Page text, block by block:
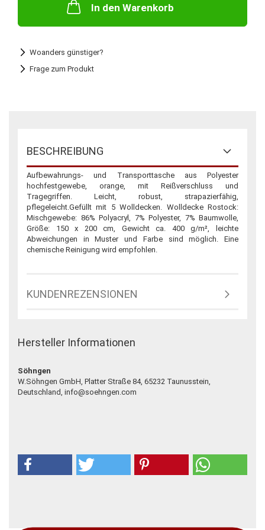
In den Warenkorb
Woanders günstiger?
Frage zum Produkt
BESCHREIBUNG
Aufbewahrungs- und Transporttasche aus Polyester
hochfestgewebe, orange, mit Reißverschluss und
Tragegriffen. Leicht, robust, strapazierfähig,
pflegeleicht.Gefüllt mit 5 Wolldecken. Wolldecke Rostock:
Mischgewebe: 86% Polyacryl, 7% Polyester, 7% Baumwolle,
Größe: 150 x 200 cm, Gewicht ca. 400 g/m², leichte
Abweichungen in Muster und Farbe sind möglich. Eine
chemische Reinigung wird empfohlen.
KUNDENREZENSIONEN
Hersteller Informationen
Söhngen
W.Söhngen GmbH, Platter Straße 84, 65232 Taunusstein,
Deutschland, info@soehngen.com